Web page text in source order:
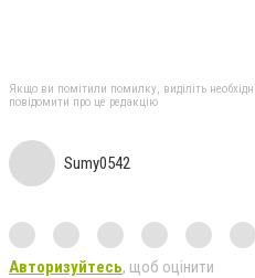
Якщо ви помітили помилку, виділіть
повідомити про це редакцію
Sumy0542
Авторизуйтесь, щоб оцінити